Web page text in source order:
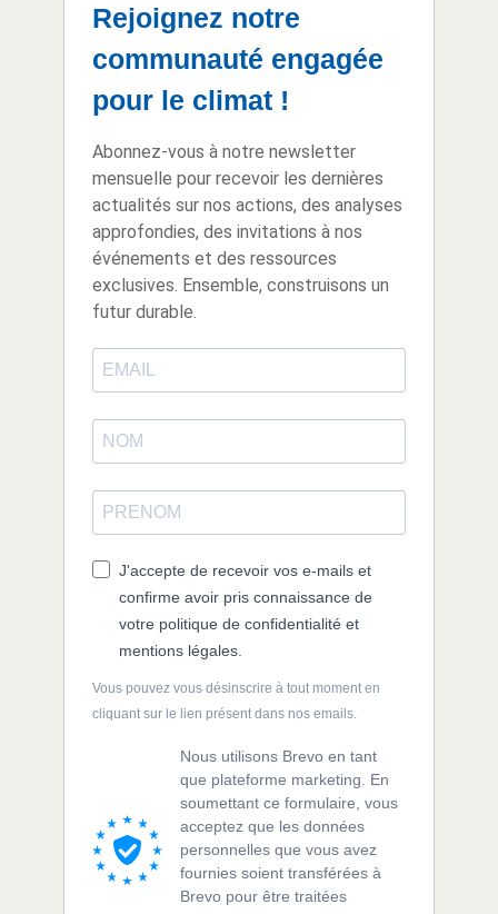
Rejoignez notre
communauté engagée
pour le climat !
Abonnez-vous à notre newsletter
mensuelle pour recevoir les dernières
actualités sur nos actions, des analyses
approfondies, des invitations à nos
événements et des ressources
exclusives. Ensemble, construisons un
futur durable.
J'accepte de recevoir vos e-mails et
confirme avoir pris connaissance de
votre politique de confidentialité et
mentions légales.
Vous pouvez vous désinscrire à tout moment en
cliquant sur le lien présent dans nos emails.
Nous utilisons Brevo en tant
que plateforme marketing. En
soumettant ce formulaire, vous
acceptez que les données
personnelles que vous avez
fournies soient transférées à
Brevo pour être traitées